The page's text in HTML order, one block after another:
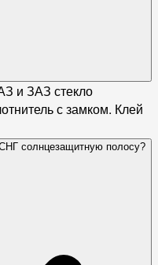
и ЗАЗ стекло
с замком. Клей
солнцезащитную полосу?